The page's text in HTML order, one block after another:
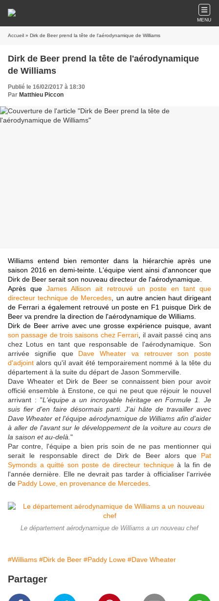
MENU
Accueil » Dirk de Beer prend la tête de l'aérodynamique de Williams
Dirk de Beer prend la tête de l'aérodynamique
de Williams
Publié le 16/02/2017 à 18:30
Par Matthieu Piccon
Williams entend bien remonter dans la hiérarchie après une
saison 2016 en demi-teinte. L'équipe vient ainsi d'annoncer que
Dirk de Beer serait son nouveau directeur de l'aérodynamique.
Après que James Allison ait retrouvé un poste en tant que
directeur technique de Mercedes , un autre ancien haut dirigeant
de Ferrari a également retrouvé un poste en F1 puisque Dirk de
Beer va prendre la direction de l'aérodynamique de Williams.
Dirk de Beer arrive avec une grosse expérience puisque, avant
son passage de trois saisons chez Ferrari
il avait passé cinq ans
chez Lotus en tant que responsable de l'aérodynamique. Son
arrivée signifie que Dave Wheater va retrouver son poste
d'adjoint alors qu'il avait été temporairement nommé à la tête du
département à la suite du départ de Jason Sommerville.
Dave Wheater et Dirk de Beer se connaissent bien pour avoir
officié ensemble à Enstone, ce qui ne peut que réjouir le nouvel
arrivant : "L'équipe a un incroyable héritage en Formule 1. Je
suis fier d'en faire désormais parti. J'ai hâte de travailler avec
Dave Wheater et l'équipe aérodynamique de Williams afin d'aider
à aller de l'avant sur le développement de la voiture au cours de
la saison et au-delà. "
Par contre, l'équipe a bien pris soin de ne pas mentionner qui
serait le responsable direct de Dirk de Beer alors que Pat
Symonds a quitté son poste de directeur techniqueà la fin de
l'année dernière. Elle ne devrait pas tarder à officialiser l'arrivée
de Paddy Lowe, en provenance de Mercedes
Le département aérodynamique de Williams a un nouveau chef
#Williams #Dirk de Beer #Paddy Lowe #Dave Wheater
Partager